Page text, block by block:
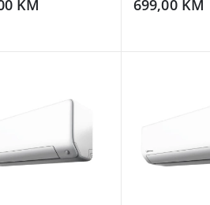
KM 699,00 KM